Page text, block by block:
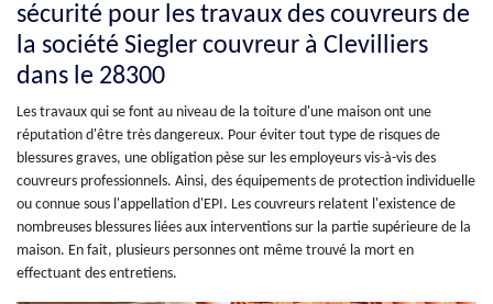
sécurité pour les travaux des couvreurs de
la société Siegler couvreur à Clevilliers
dans le 28300
Les travaux qui se font au niveau de la toiture d'une maison ont une
réputation d'être très dangereux. Pour éviter tout type de risques de
blessures graves, une obligation pèse sur les employeurs vis-à-vis des
couvreurs professionnels. Ainsi, des équipements de protection individuelle
ou connue sous l'appellation d'EPI. Les couvreurs relatent l'existence de
nombreuses blessures liées aux interventions sur la partie supérieure de la
maison. En fait, plusieurs personnes ont même trouvé la mort en
effectuant des entretiens.